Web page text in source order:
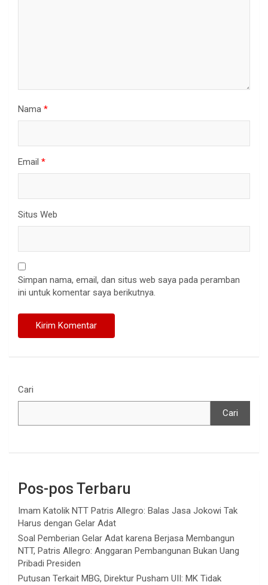
Nama *
Email *
Situs Web
Simpan nama, email, dan situs web saya pada peramban
ini untuk komentar saya berikutnya.
Cari
Cari
Pos-pos Terbaru
Imam Katolik NTT Patris Allegro: Balas Jasa Jokowi Tak
Harus dengan Gelar Adat
Soal Pemberian Gelar Adat karena Berjasa Membangun
NTT, Patris Allegro: Anggaran Pembangunan Bukan Uang
Pribadi Presiden
Putusan Terkait MBG, Direktur Pusham UII: MK Tidak